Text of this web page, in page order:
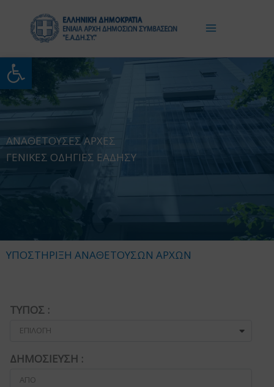
Ανοίξτε τη γραμμή
περιεχόμενο
ΑΝΑΘΕΤΟΥΣΕΣ ΑΡΧΕΣ
ΓΕΝΙΚΕΣ ΟΔΗΓΙΕΣ ΕΑΔΗΣΥ
ΥΠΟΣΤΗΡΙΞΗ ΑΝΑΘΕΤΟΥΣΩΝ ΑΡΧΩΝ
ΤΥΠΟΣ :
ΕΠΙΛΟΓΗ
ΔΗΜΟΣΙΕΥΣΗ :